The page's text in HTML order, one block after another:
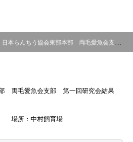
日本らんちう協会東部本部 両毛愛魚会支部 第一回研究会結果
両毛愛魚会支部 第一回研究会結果
場所：中村飼育場